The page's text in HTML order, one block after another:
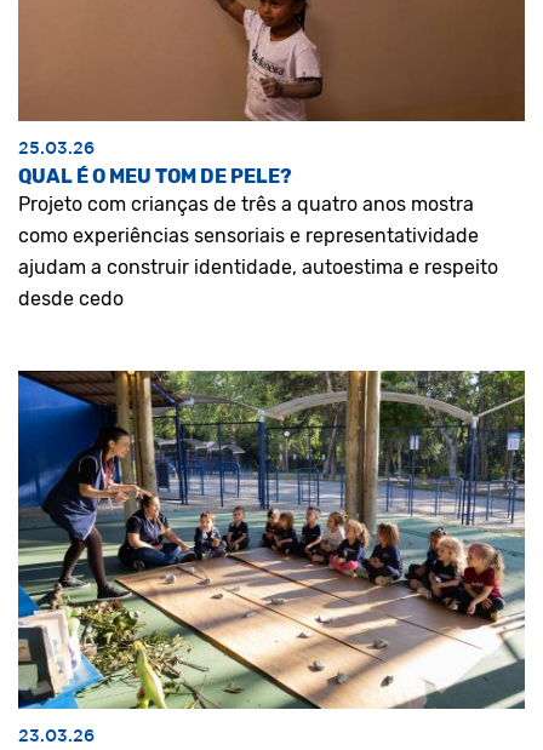
25.03.26
QUAL É O MEU TOM DE PELE?
Projeto com crianças de três a quatro anos mostra
como experiências sensoriais e representatividade
ajudam a construir identidade, autoestima e respeito
desde cedo
23.03.26